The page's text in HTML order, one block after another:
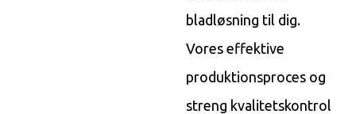
bladløsning til dig.
Vores effektive
produktionsproces og
streng kvalitetskontrol